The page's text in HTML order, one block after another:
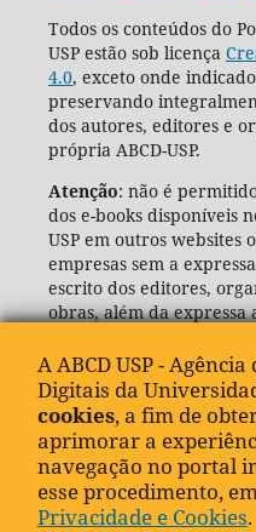
Todos os conteúdos do
USP estão sob licença
4.0, exceto onde
preservando
dos autores, editores e
própria ABCD-USP.
Atenção: não é
dos e-books disponíveis
USP em outros websites
empresas sem a
escrito dos editores,
obras, além da
(ABCD-USP).
A ABCD USP -
Digitais da
cookies, a fim de
aprimorar a
navegação no portal
esse procedimento,
Privacidade e Cookies.